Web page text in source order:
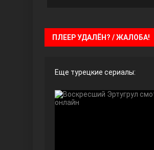
ПЛЕЕР УДАЛЁН? / ЖАЛОБА!
Еще турецкие сериалы: